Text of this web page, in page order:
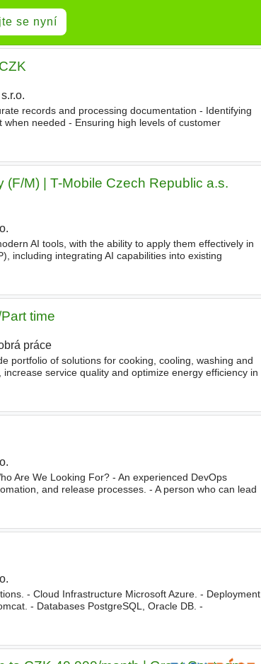
se nyní
records and processing documentation - Identifying
when needed - Ensuring high levels of customer
M) | T-Mobile Czech Republic a.s.
AI tools, with the ability to apply them effectively in
including integrating AI capabilities into existing
time
práce
portfolio of solutions for cooking, cooling, washing and
service quality and optimize energy efficiency in
Are We Looking For? - An experienced DevOps
and release processes. - A person who can lead
- Cloud Infrastructure Microsoft Azure. - Deployment
- Databases PostgreSQL, Oracle DB. -